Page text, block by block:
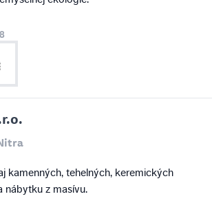
kamenných, tehelných, keremických
nábytku z masívu.